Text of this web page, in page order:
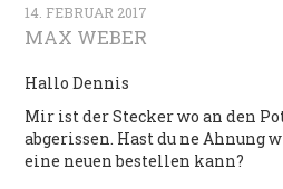
14. FEBRUAR 2017
MAX WEBER
Hallo Dennis
Mir ist der Stecker wo an den
abgerissen. Hast du ne Ahnung
eine neuen bestellen kann?